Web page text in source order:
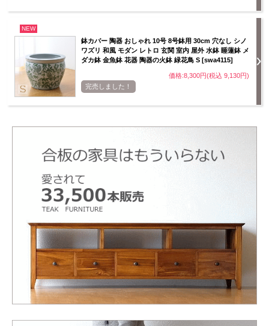
NEW
鉢カバー 陶器 おしゃれ 10号 8号鉢用 30cm 穴なし シノ
ワズリ 和風 モダン レトロ 玄関 室内 屋外 水鉢 睡蓮鉢 メ
ダカ鉢 金魚鉢 花器 陶器の火鉢 緑花鳥 S [swa4115]
価格:8,300円(税込 9,130円)
完売しました！